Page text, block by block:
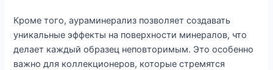
Кроме того, аураминерализ позволяет создавать
уникальные эффекты на поверхности минералов, что
делает каждый образец неповторимым. Это особенно
важно для коллекционеров, которые стремятся